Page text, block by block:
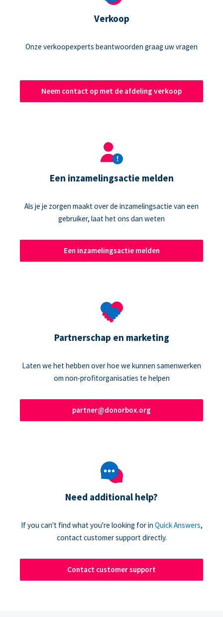
Verkoop
Onze verkoopexperts beantwoorden graag uw vragen
Neem contact op met de afdeling verkoop
Een inzamelingsactie melden
Als je je zorgen maakt over de inzamelingsactie van een
gebruiker, laat het ons dan weten
Een inzamelingsactie melden
Partnerschap en marketing
Laten we het hebben over hoe we kunnen samenwerken
om non-profitorganisaties te helpen
partner@donorbox.org
Need additional help?
If you can't find what you're looking for in Quick Answers,
contact customer support directly.
Contact customer support